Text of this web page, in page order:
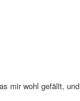
mir wohl gefällt, und